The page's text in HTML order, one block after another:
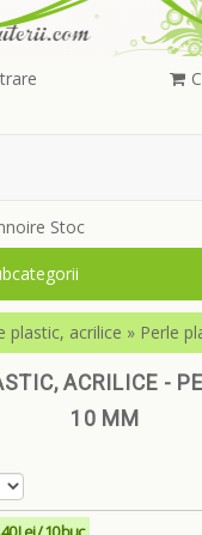
Stoc
plastic, acrilice » Perle
ACRILICE -
10 MM